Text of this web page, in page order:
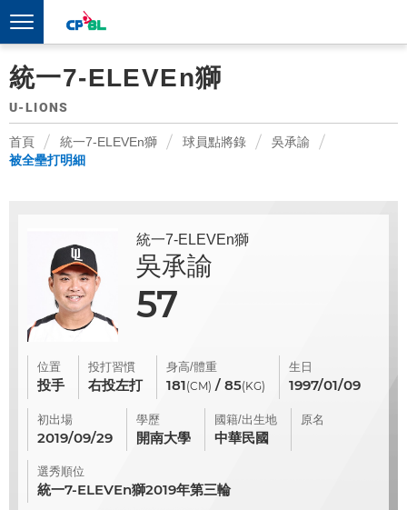
統一7-ELEVEn獅
U-LIONS
首頁 統一7-ELEVEn獅 球員點將錄
吳承諭
被全壘打明細
統一7-ELEVEn獅
吳承諭
57
位置
投手
投打習慣
右投左打
身高/體重
181(CM) / 85(KG)
生日
1997/01/09
初出場
2019/09/29
學歷
開南大學
國籍/出生地
中華民國
原名
選秀順位
統一7-ELEVEn獅2019年第三輪